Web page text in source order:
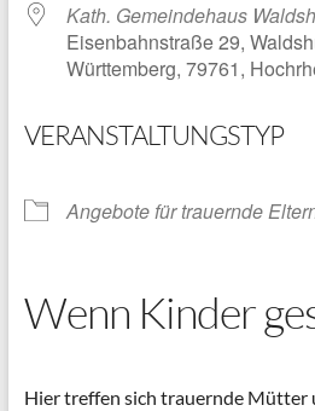
Kath. Gemeindehaus
Eisenbahnstraße 29,
Württemberg, 79761,
VERANSTALTUNGSTYP
Angebote für trauernde
Wenn Kinder
Hier treffen sich trauernde Mütter